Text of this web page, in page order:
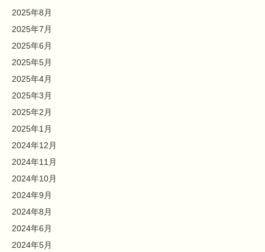
2025年8月
2025年7月
2025年6月
2025年5月
2025年4月
2025年3月
2025年2月
2025年1月
2024年12月
2024年11月
2024年10月
2024年9月
2024年8月
2024年6月
2024年5月